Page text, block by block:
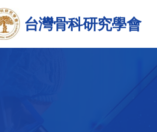
台灣骨科研究學會